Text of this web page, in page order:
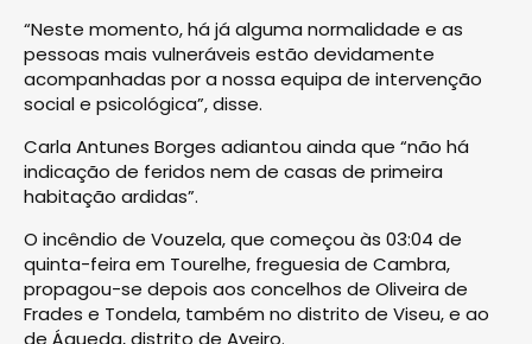
“Neste momento, há já alguma normalidade e as
pessoas mais vulneráveis estão devidamente
acompanhadas por a nossa equipa de intervenção
social e psicológica”, disse.
Carla Antunes Borges adiantou ainda que “não há
indicação de feridos nem de casas de primeira
habitação ardidas”.
O incêndio de Vouzela, que começou às 03:04 de
quinta-feira em Tourelhe, freguesia de Cambra,
propagou-se depois aos concelhos de Oliveira de
Frades e Tondela, também no distrito de Viseu, e ao
de Águeda, distrito de Aveiro.